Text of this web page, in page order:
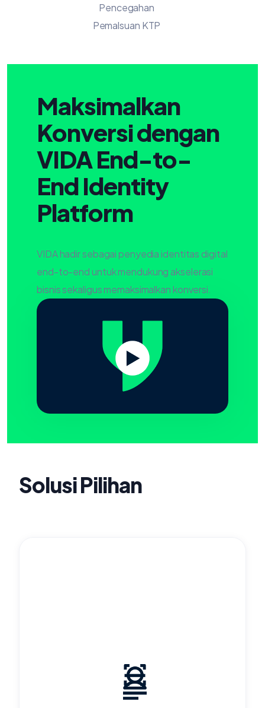
Pencegahan
Pemalsuan KTP
Maksimalkan
Konversi dengan
VIDA End-to-
End Identity
Platform
VIDA hadir sebagai penyedia identitas digital
end-to-end untuk mendukung akselerasi
bisnis sekaligus memaksimalkan konversi.
Solusi Pilihan